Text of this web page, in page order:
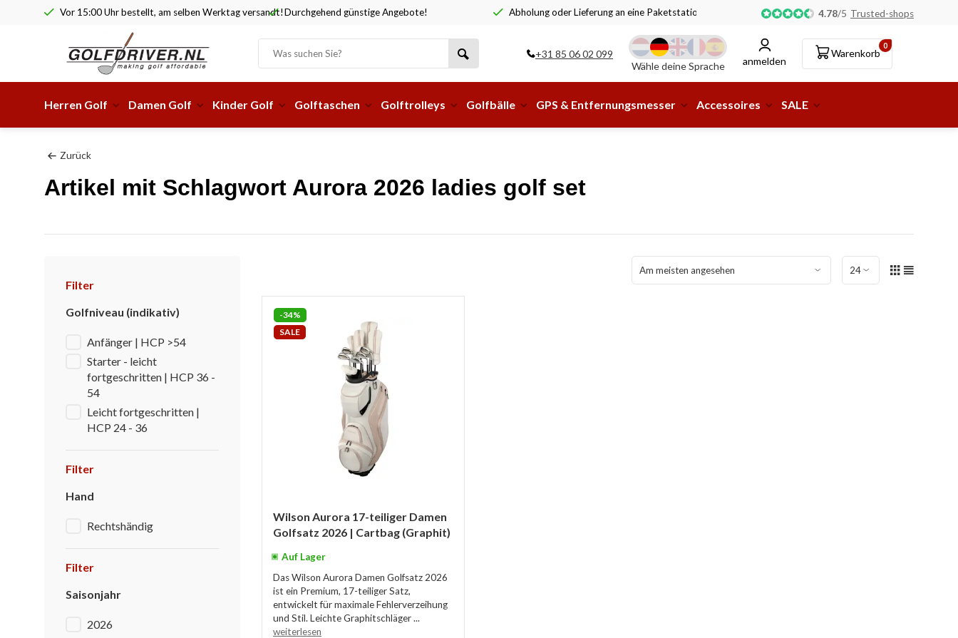
Vor 15:00 Uhr bestellt, am selben Werktag versandt!Durchgehend günstige Angebote! Abholung oder Lieferung an eine Paketstation möglich! 4.78/5 Trusted-shops
+31 85 06 02 099
Wähle deine Sprache
anmelden
0
Warenkorb
Herren Golf Damen Golf Kinder Golf Golftaschen Golftrolleys Golfbälle GPS & Entfernungsmesser Accessoires SALE
Zurück
Artikel mit Schlagwort Aurora 2026 ladies golf set
Filter
Golfniveau (indikativ)
Anfänger | HCP >54
Starter - leicht
fortgeschritten | HCP 36 -
54
Leicht fortgeschritten |
HCP 24 - 36
Filter
Hand
Rechtshändig
Filter
Saisonjahr
2026
-34%
SALE
Wilson Aurora 17-teiliger Damen
Golfsatz 2026 | Cartbag (Graphit)
Auf Lager
Das Wilson Aurora Damen Golfsatz 2026
ist ein Premium, 17-teiliger Satz,
entwickelt für maximale Fehlerverzeihung
und Stil. Leichte Graphitschläger ...
weiterlesen